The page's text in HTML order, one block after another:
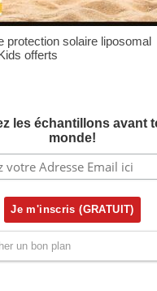
protection solaire liposomal
offerts
les échantillons avant
monde!